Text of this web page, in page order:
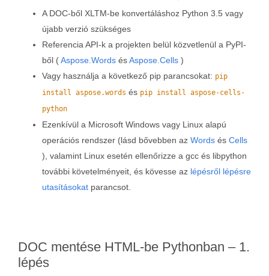
A DOC-ből XLTM-be konvertáláshoz Python 3.5 vagy
újabb verzió szükséges
Referencia API-k a projekten belül közvetlenül a PyPI-
ből (Aspose.Words ésAspose.Cells )
Vagy használja a következő pip parancsokat: pip
install aspose.words és pip install aspose-cells-
python
Ezenkívül a Microsoft Windows vagy Linux alapú
operációs rendszer (lásd bővebben az Words és Cells
), valamint Linux esetén ellenőrizze a gcc és libpython
további követelményeit, és kövesse az lépésről lépésre
utasításokat parancsot.
DOC mentése HTML-be Pythonban – 1.
lépés